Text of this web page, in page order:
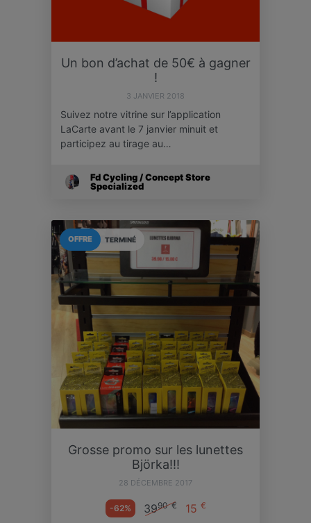
Un bon d’achat de 50€ à gagner
!
3 JANVIER 2018
Suivez notre vitrine sur l’application
LaCarte avant le 7 janvier minuit et
participez au tirage au…
Fd Cycling / Concept Store
Specialized
TERMINÉ
OFFRE
Grosse promo sur les lunettes
Björka!!!
28 DÉCEMBRE 2017
-62% 3990 € 15 €